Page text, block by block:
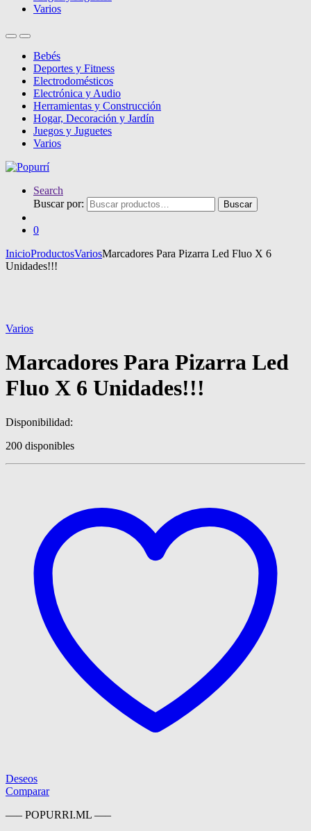
Varios
Bebés
Deportes y Fitness
Electrodomésticos
Electrónica y Audio
Herramientas y Construcción
Hogar, Decoración y Jardín
Juegos y Juguetes
Varios
Search
Buscar por:
Buscar
0
InicioProductosVariosMarcadores Para Pizarra Led Fluo X 6
Unidades!!!
Varios
Marcadores Para Pizarra Led
Fluo X 6 Unidades!!!
Disponibilidad:
200 disponibles
Deseos
Comparar
—– POPURRI.ML —–